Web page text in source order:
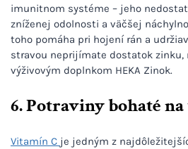
imunitnom systéme – jeho
zníženej odolnosti a väčšej
toho pomáha pri hojení rán a
stravou neprijímate dostatok zinku,
výživovým doplnkom HEKA Zinok.
6. Potraviny bohaté
Vitamín C je jedným z